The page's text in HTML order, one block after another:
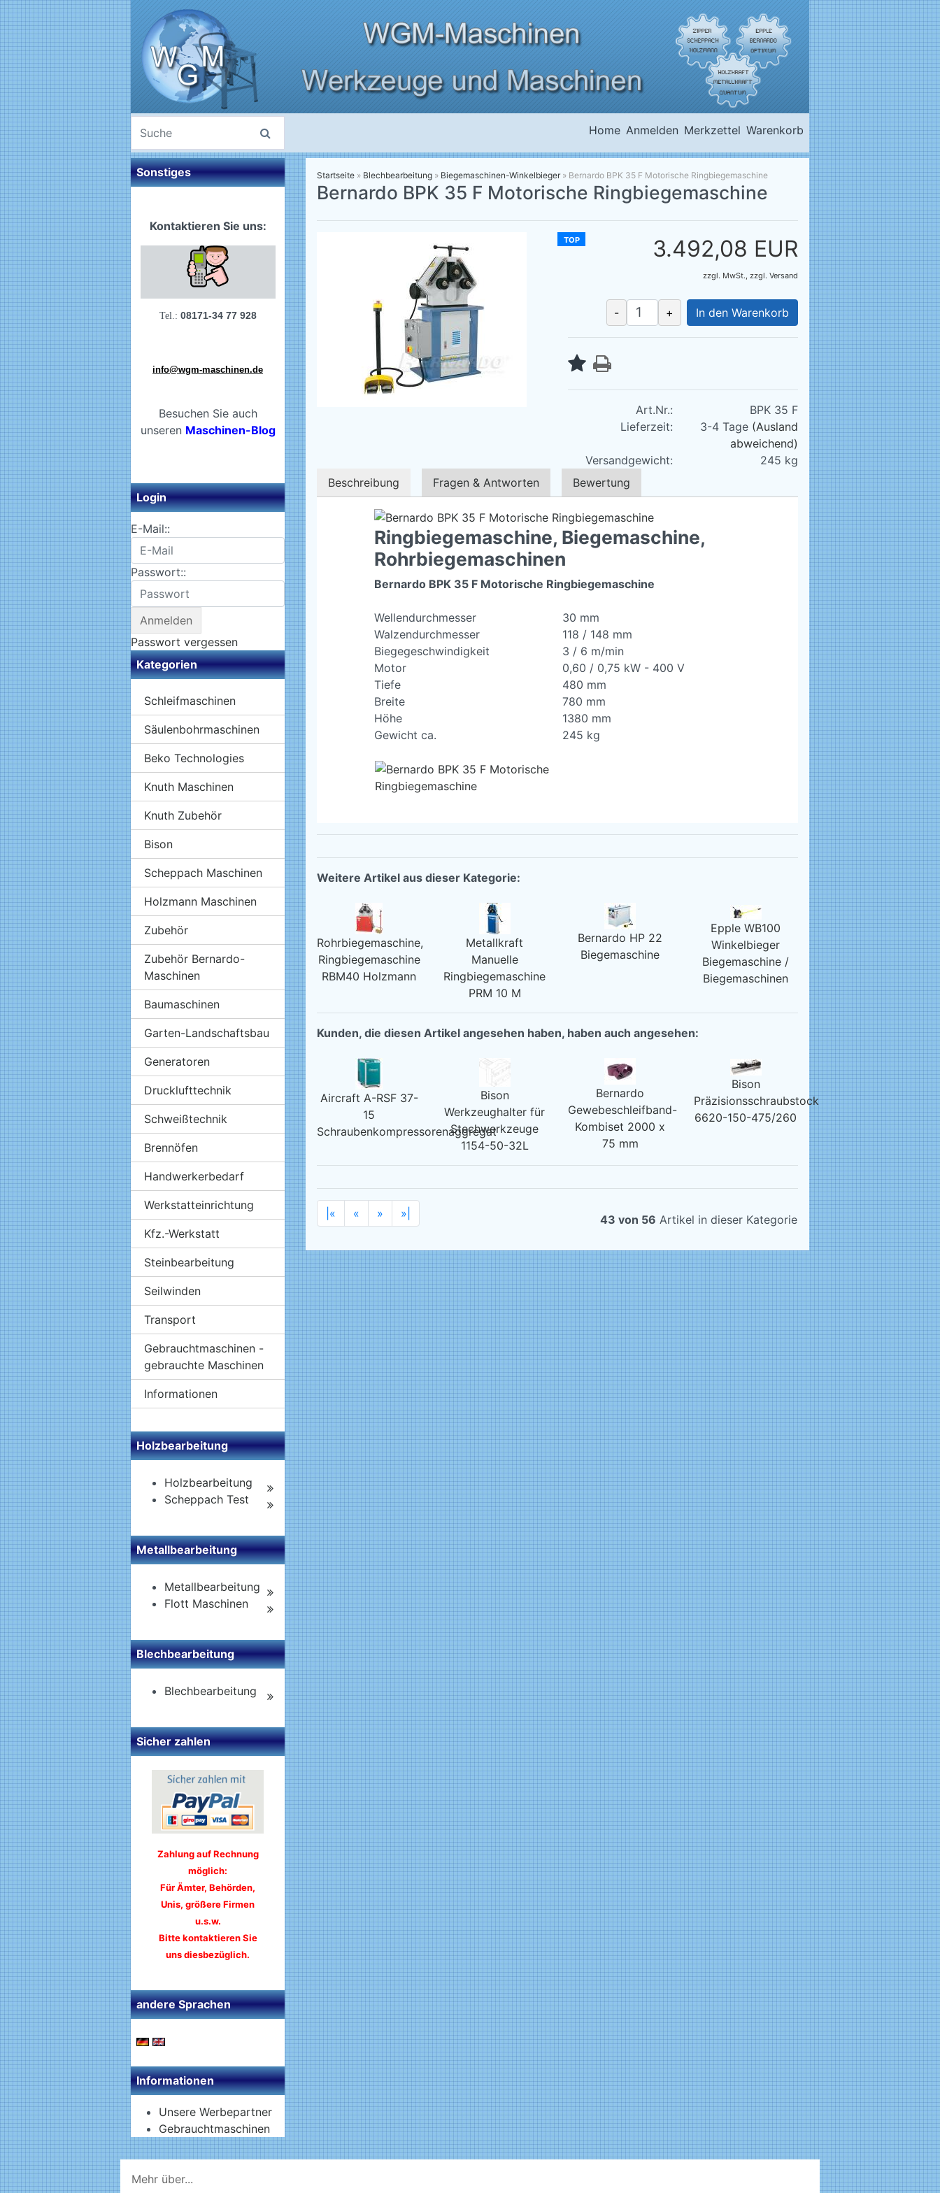
Home Anmelden Merkzettel Warenkorb
Sonstiges
Kontaktieren Sie uns:
Tel.: 08171-34 77 928
info@wgm-maschinen.de
Besuchen Sie auch
unseren Maschinen-Blog
Login
E-Mail::
Passwort::
Passwort vergessen
Kategorien
Schleifmaschinen
Säulenbohrmaschinen
Beko Technologies
Knuth Maschinen
Knuth Zubehör
Bison
Scheppach Maschinen
Holzmann Maschinen
Zubehör
Zubehör Bernardo-
Maschinen
Baumaschinen
Garten-Landschaftsbau
Generatoren
Drucklufttechnik
Schweißtechnik
Brennöfen
Handwerkerbedarf
Werkstatteinrichtung
Kfz.-Werkstatt
Steinbearbeitung
Seilwinden
Transport
Gebrauchtmaschinen -
gebrauchte Maschinen
Informationen
Holzbearbeitung
Holzbearbeitung
Scheppach Test
Metallbearbeitung
Metallbearbeitung
Flott Maschinen
Blechbearbeitung
Blechbearbeitung
Sicher zahlen
Zahlung auf Rechnung
möglich:
Für Ämter, Behörden,
Unis, größere Firmen
u.s.w.
Bitte kontaktieren Sie
uns diesbezüglich.
andere Sprachen
Informationen
Unsere Werbepartner
Gebrauchtmaschinen
Startseite » Blechbearbeitung » Biegemaschinen-Winkelbieger» Bernardo BPK 35 F Motorische Ringbiegemaschine
Bernardo BPK 35 F Motorische Ringbiegemaschine
3.492,08 EUR
TOP
zzgl. MwSt., zzgl. Versand
- + In den Warenkorb
Art.Nr.:
BPK 35 F
Lieferzeit:
3-4 Tage (Ausland
abweichend)
Versandgewicht:
245 kg
Beschreibung
Fragen & Antworten Bewertung
Ringbiegemaschine, Biegemaschine,
Rohrbiegemaschinen
Bernardo BPK 35 F Motorische Ringbiegemaschine
Wellendurchmesser
30 mm
Walzendurchmesser
118 / 148 mm
Biegegeschwindigkeit
3 / 6 m/min
Motor
0,60 / 0,75 kW - 400 V
Tiefe
480 mm
Breite
780 mm
Höhe
1380 mm
Gewicht ca.
245 kg
Weitere Artikel aus dieser Kategorie:
Rohrbiegemaschine,
Ringbiegemaschine
RBM40 Holzmann
Metallkraft
Manuelle
Ringbiegemaschine
PRM 10 M
Bernardo HP 22
Biegemaschine
Epple WB100
Winkelbieger
Biegemaschine /
Biegemaschinen
Kunden, die diesen Artikel angesehen haben, haben auch angesehen:
Aircraft A-RSF 37-
15
Schraubenkompressorenaggregat
Bison
Werkzeughalter für
Stechwerkzeuge
1154-50-32L
Bernardo
Gewebeschleifband-
Kombiset 2000 x
75 mm
Bison
Präzisionsschraubstock
6620-150-475/260
|« « » »| 43 von 56 Artikel in dieser Kategorie
Mehr über...